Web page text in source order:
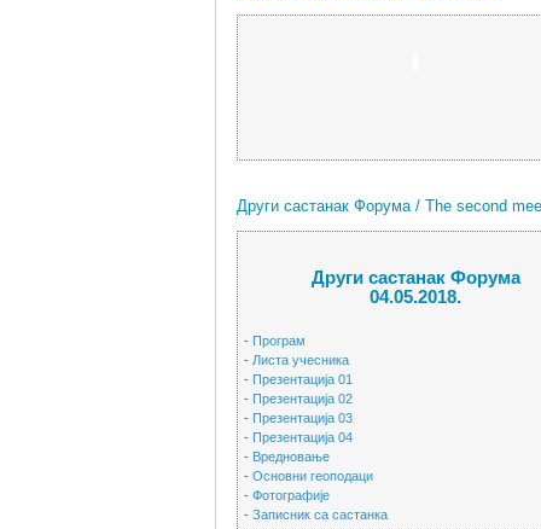
Други састанак Форума / The second
Други састанак Форума
04.05.2018.
- Програм
- Листа учесника
- Презентација 01
- Презентација 02
- Презентација 03
- Презентација 04
- Вредновање
-Основни геоподаци
-Фотографије
-Записник са састанка